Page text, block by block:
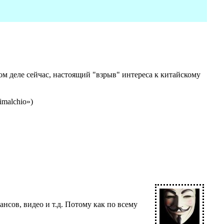
деле сейчас, настоящий "взрыв" интереса к китайскому
видео и т.д. Потому как по всему